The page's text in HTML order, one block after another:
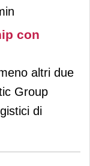
con
altri due
Group
di